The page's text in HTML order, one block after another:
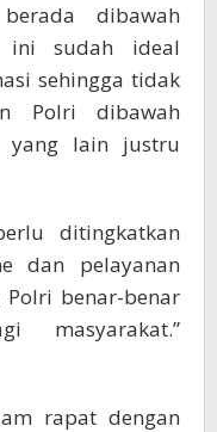
dibawah
ini sudah ideal
sehingga tidak
Polri dibawah
yang lain justru
ditingkatkan
dan pelayanan
benar-benar
masyarakat.”
rapat dengan